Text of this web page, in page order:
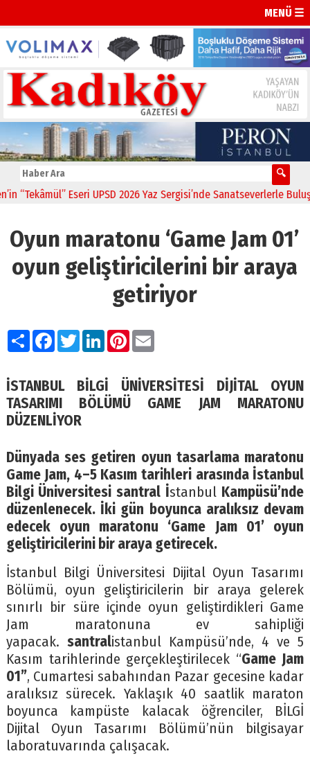
MENÜ ☰
Eseri UPSD 2026 Yaz Sergisi’nde Sanatseverlerle Buluştu
Oyun maratonu ‘Game Jam 01’
oyun geliştiricilerini bir araya
getiriyor
PaylaşFacebook
TwitterLinkedIn
Pinterest
Email
İSTANBUL BİLGİ ÜNİVERSİTESİ DİJİTAL OYUN
TASARIMI BÖLÜMÜ GAME JAM MARATONU
DÜZENLİYOR
Dünyada ses getiren oyun tasarlama maratonu
Game Jam, 4–5 Kasım tarihleri arasında İstanbul
Bilgi Üniversitesi santral İstanbul Kampüsü’nde
düzenlenecek. İki gün boyunca aralıksız devam
edecek oyun maratonu ‘Game Jam 01’ oyun
geliştiricilerini bir araya getirecek.
İstanbul Bilgi Üniversitesi Dijital Oyun Tasarımı
Bölümü, oyun geliştiricilerin bir araya gelerek
sınırlı bir süre içinde oyun geliştirdikleri Game
Jam maratonuna ev sahipliği
yapacak. santralistanbul Kampüsü’nde, 4 ve 5
Kasım tarihlerinde gerçekleştirilecek “Game Jam
01”, Cumartesi sabahından Pazar gecesine kadar
aralıksız sürecek. Yaklaşık 40 saatlik maraton
boyunca kampüste kalacak öğrenciler, BİLGİ
Dijital Oyun Tasarımı Bölümü’nün bilgisayar
laboratuvarında çalışacak.